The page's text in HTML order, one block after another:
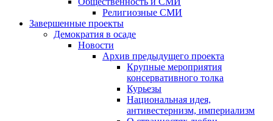
Религиозные СМИ
Завершенные проекты
Демократия в осаде
Новости
Архив предыдущего проекта
Крупные мероприятия
консервативного толка
Курьезы
Национальная идея,
антивестернизм, империализм